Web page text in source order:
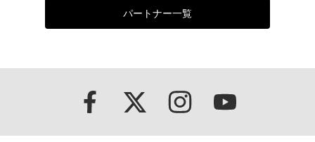
パートナー一覧